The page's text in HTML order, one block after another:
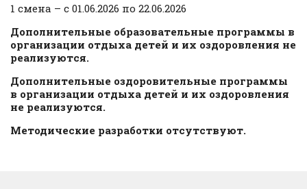
1 смена – с 01.06.2026 по 22.06.2026
Дополнительные образовательные программы в
организации отдыха детей и их оздоровления не
реализуются.
Дополнительные оздоровительные программы
в организации отдыха детей и их оздоровления
не реализуются.
Методические разработки отсутствуют.